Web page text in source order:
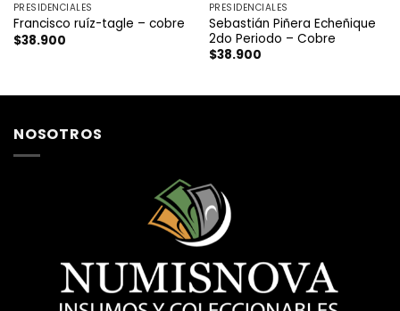
PRESIDENCIALES
Francisco ruíz-tagle – cobre
$38.900
PRESIDENCIALES
Sebastián Piñera Echeñique
2do Periodo – Cobre
$38.900
NOSOTROS